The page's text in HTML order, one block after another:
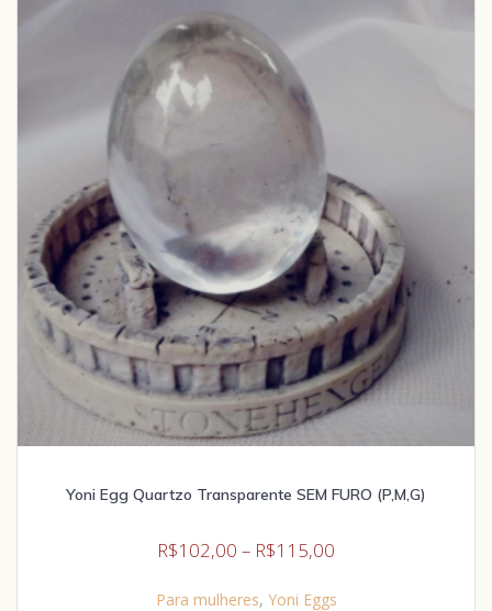
Yoni Egg Quartzo Transparente SEM FURO (P,M,G)
R$102,00 – R$115,00
Para mulheres, Yoni Eggs